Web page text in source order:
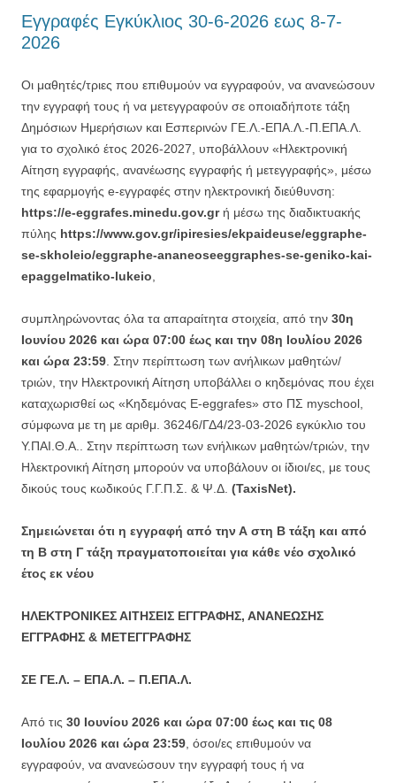
Εγγραφές Εγκύκλιος 30-6-2026 εως 8-7-
2026
Οι μαθητές/τριες που επιθυμούν να εγγραφούν, να ανανεώσουν
την εγγραφή τους ή να μετεγγραφούν σε οποιαδήποτε τάξη
Δημόσιων Ημερήσιων και Εσπερινών ΓΕ.Λ.-ΕΠΑ.Λ.-Π.ΕΠΑ.Λ.
για το σχολικό έτος 2026-2027, υποβάλλουν «Ηλεκτρονική
Αίτηση εγγραφής, ανανέωσης εγγραφής ή μετεγγραφής», μέσω
της εφαρμογής e-εγγραφές στην ηλεκτρονική διεύθυνση:
https://e-eggrafes.minedu.gov.grή μέσω της διαδικτυακής
πύλης https://www.gov.gr/ipiresies/ekpaideuse/eggraphe-
se-skholeio/eggraphe-ananeoseeggraphes-se-geniko-kai-
epaggelmatiko-lukeio
συμπληρώνοντας όλα τα απαραίτητα στοιχεία, από την 30η
Ιουνίου 2026 και ώρα 07:00 έως και την 08η Ιουλίου 2026
και ώρα 23:59 . Στην περίπτωση των ανήλικων μαθητών/
τριών, την Ηλεκτρονική Αίτηση υποβάλλει ο κηδεμόνας που έχει
καταχωρισθεί ως «Κηδεμόνας E-eggrafes» στο ΠΣ myschool,
σύμφωνα με τη με αριθμ. 36246/ΓΔ4/23-03-2026 εγκύκλιο του
Υ.ΠΑΙ.Θ.Α.. Στην περίπτωση των ενήλικων μαθητών/τριών, την
Ηλεκτρονική Αίτηση μπορούν να υποβάλουν οι ίδιοι/ες, με τους
δικούς τους κωδικούς Γ.Γ.Π.Σ. & Ψ.Δ. (TaxisNet).
Σημειώνεται ότι η εγγραφή από την Α στη Β τάξη και από
τη Β στη Γ τάξη πραγματοποιείται για κάθε νέο σχολικό
έτος εκ νέου
ΗΛΕΚΤΡΟΝΙΚΕΣ ΑΙΤΗΣΕΙΣ ΕΓΓΡΑΦΗΣ, ΑΝΑΝΕΩΣΗΣ
ΕΓΓΡΑΦΗΣ & ΜΕΤΕΓΓΡΑΦΗΣ
ΣΕ ΓΕ.Λ. – ΕΠΑ.Λ. – Π.ΕΠΑ.Λ.
Από τις 30 Ιουνίου 2026 και ώρα 07:00 έως και τις 08
Ιουλίου 2026 και ώρα 23:59 , όσοι/ες επιθυμούν να
εγγραφούν, να ανανεώσουν την εγγραφή τους ή να